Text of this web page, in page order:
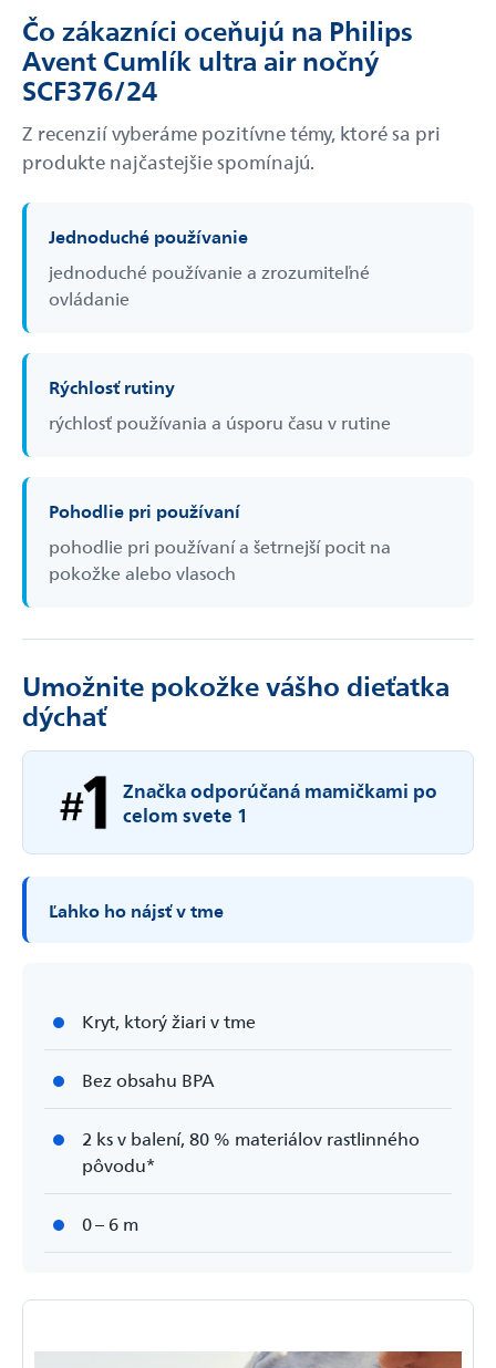
Čo zákazníci oceňujú na Philips
Avent Cumlík ultra air nočný
SCF376/24
Z recenzií vyberáme pozitívne témy, ktoré sa pri
produkte najčastejšie spomínajú.
Jednoduché používanie
jednoduché používanie a zrozumiteľné
ovládanie
Rýchlosť rutiny
rýchlosť používania a úsporu času v rutine
Pohodlie pri používaní
pohodlie pri používaní a šetrnejší pocit na
pokožke alebo vlasoch
Umožnite pokožke vášho dieťatka
dýchať
Značka odporúčaná mamičkami po
celom svete 1
Ľahko ho nájsť v tme
Kryt, ktorý žiari v tme
Bez obsahu BPA
2 ks v balení, 80 % materiálov rastlinného
pôvodu*
0 – 6 m